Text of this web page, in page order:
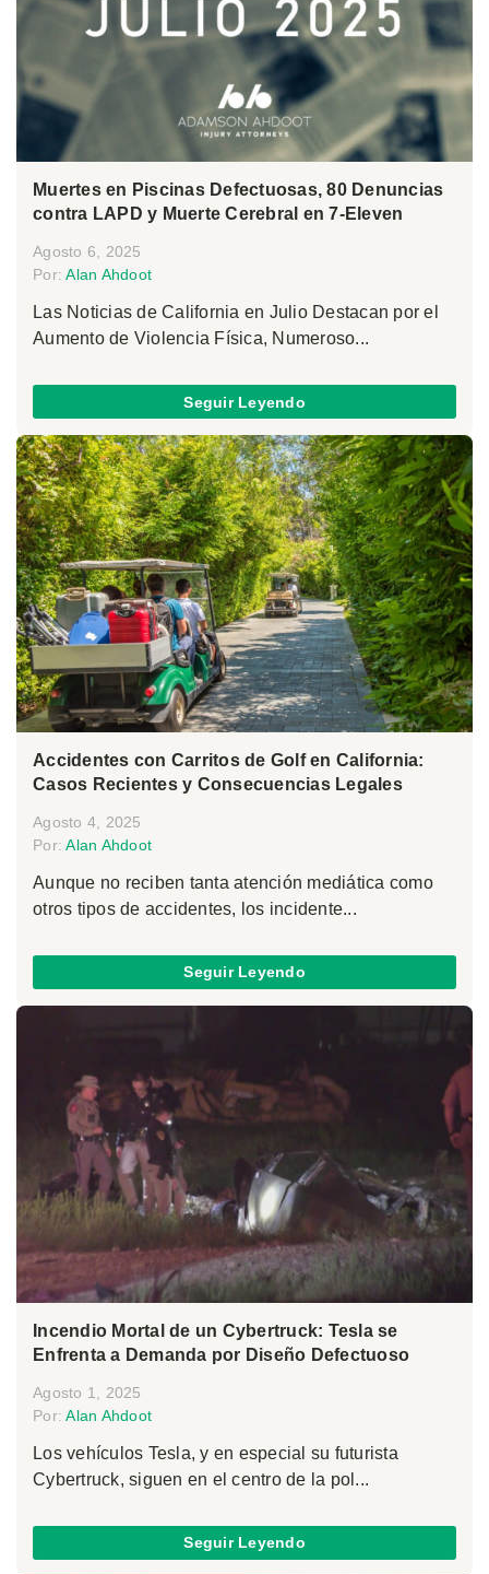
Muertes en Piscinas Defectuosas, 80 Denuncias
contra LAPD y Muerte Cerebral en 7-Eleven
Agosto 6, 2025
Por:Alan Ahdoot
Las Noticias de California en Julio Destacan por el
Aumento de Violencia Física, Numeroso...
Seguir Leyendo
Accidentes con Carritos de Golf en California:
Casos Recientes y Consecuencias Legales
Agosto 4, 2025
Por:Alan Ahdoot
Aunque no reciben tanta atención mediática como
otros tipos de accidentes, los incidente...
Seguir Leyendo
Incendio Mortal de un Cybertruck: Tesla se
Enfrenta a Demanda por Diseño Defectuoso
Agosto 1, 2025
Por:Alan Ahdoot
Los vehículos Tesla, y en especial su futurista
Cybertruck, siguen en el centro de la pol...
Seguir Leyendo